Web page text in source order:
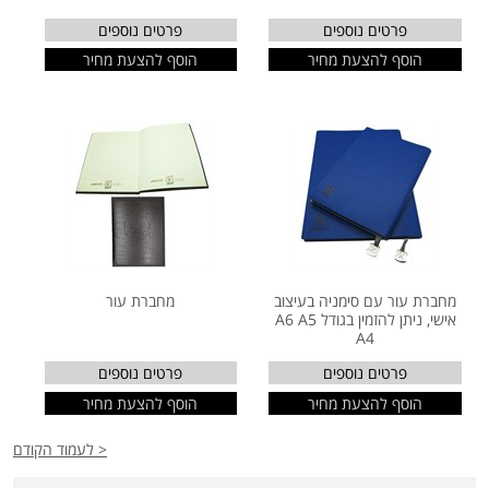
פרטים נוספים
הוסף להצעת מחיר
פרטים נוספים
הוסף להצעת מחיר
מחברת עור עם סימניה בעיצוב
אישי, ניתן להזמין בגודל A6 A5
A4
פרטים נוספים
הוסף להצעת מחיר
מחברת עור
פרטים נוספים
הוסף להצעת מחיר
< לעמוד הקודם